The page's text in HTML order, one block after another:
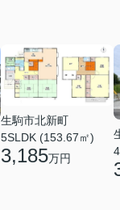
生駒市北新町
5SLDK (153.67㎡)
3,185万円